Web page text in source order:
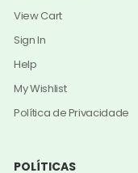
View Cart
Sign In
Help
My Wishlist
Política de Privacidade
POLÍTICAS